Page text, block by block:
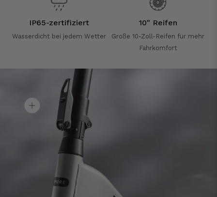
IP65-zertifiziert
Wasserdicht bei jedem Wetter
10" Reifen
Große 10-Zoll-Reifen für mehr
Fahrkomfort